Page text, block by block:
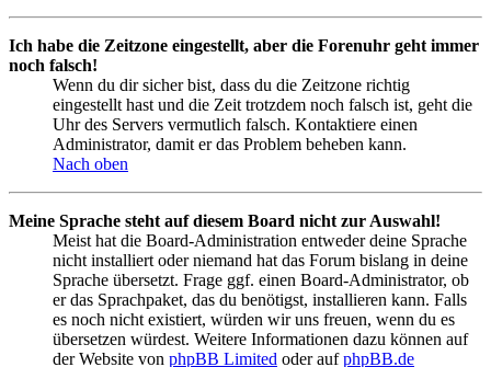
Ich habe die Zeitzone eingestellt, aber die Forenuhr geht immer
noch falsch!
Wenn du dir sicher bist, dass du die Zeitzone richtig
eingestellt hast und die Zeit trotzdem noch falsch ist, geht die
Uhr des Servers vermutlich falsch. Kontaktiere einen
Administrator, damit er das Problem beheben kann.
Nach oben
Meine Sprache steht auf diesem Board nicht zur Auswahl!
Meist hat die Board-Administration entweder deine Sprache
nicht installiert oder niemand hat das Forum bislang in deine
Sprache übersetzt. Frage ggf. einen Board-Administrator, ob
er das Sprachpaket, das du benötigst, installieren kann. Falls
es noch nicht existiert, würden wir uns freuen, wenn du es
übersetzen würdest. Weitere Informationen dazu können auf
der Website von phpBB Limited oder aufphpBB.de